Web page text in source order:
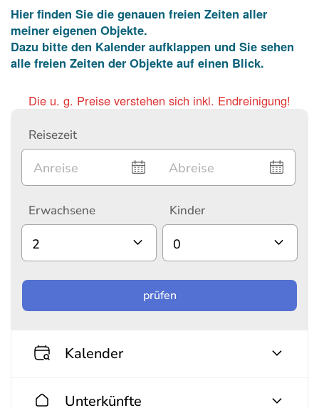
Hier finden Sie die genauen freien Zeiten aller
meiner eigenen Objekte.
Dazu bitte den Kalender aufklappen und Sie sehen
alle freien Zeiten der Objekte auf einen Blick.
Die u. g. Preise verstehen sich inkl. Endreinigung!